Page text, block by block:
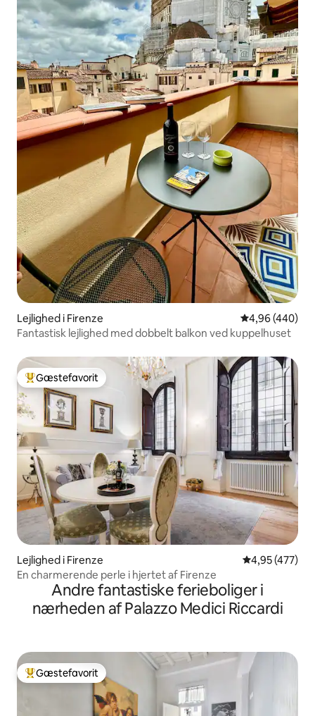
Lejlighed i Firenze 4,96 ud af 5 i
4,96 (440)
Fantastisk lejlighed med dobbelt balkon ved kuppelhuset
Bedste gæstefavorit
Gæstefavorit
Lejlighed i Firenze 4,95 ud af 5 i
4,95 (477)
En charmerende perle i hjertet af Firenze
Andre fantastiske ferieboliger i
nærheden af Palazzo Medici Riccardi
Bedste gæstefavorit
Gæstefavorit